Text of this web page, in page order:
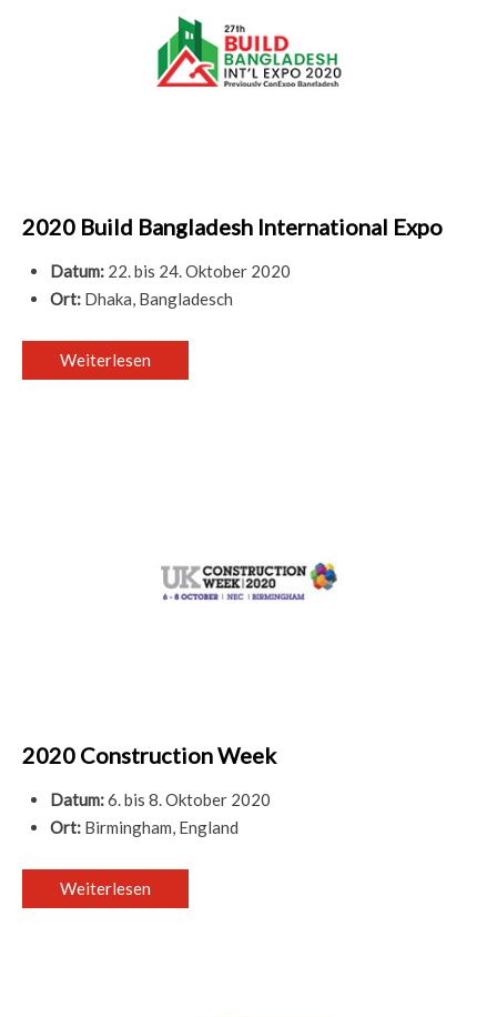
2020 Build Bangladesh International Expo
Datum: 22. bis 24. Oktober 2020
Ort: Dhaka, Bangladesch
Weiterlesen
2020 Construction Week
Datum:6. bis 8. Oktober 2020
Ort: Birmingham, England
Weiterlesen